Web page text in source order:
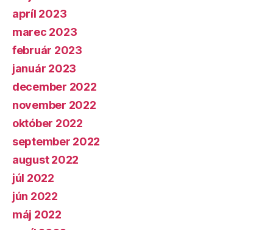
apríl 2023
marec 2023
február 2023
január 2023
december 2022
november 2022
október 2022
september 2022
august 2022
júl 2022
jún 2022
máj 2022